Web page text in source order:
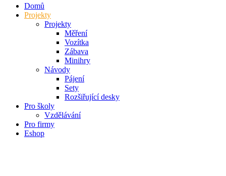
Domů
Projekty
Projekty
Měření
Vozítka
Zábava
Minihry
Návody
Pájení
Sety
Rozšiřující desky
Pro školy
Vzdělávání
Pro firmy
Eshop